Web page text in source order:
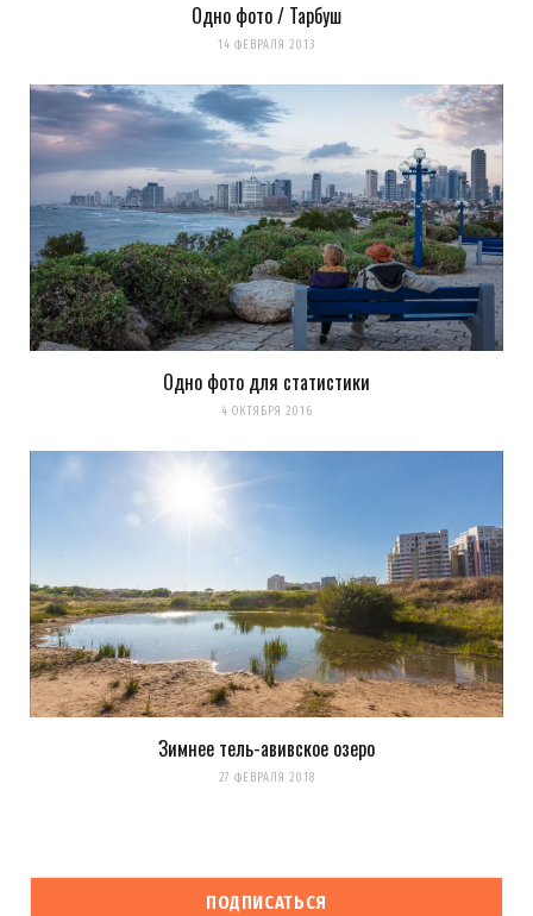
Одно фото / Тарбуш
14 ФЕВРАЛЯ 2013
Одно фото для статистики
4 ОКТЯБРЯ 2016
Зимнее тель-авивское озеро
27 ФЕВРАЛЯ 2018
ПОДПИСАТЬСЯ